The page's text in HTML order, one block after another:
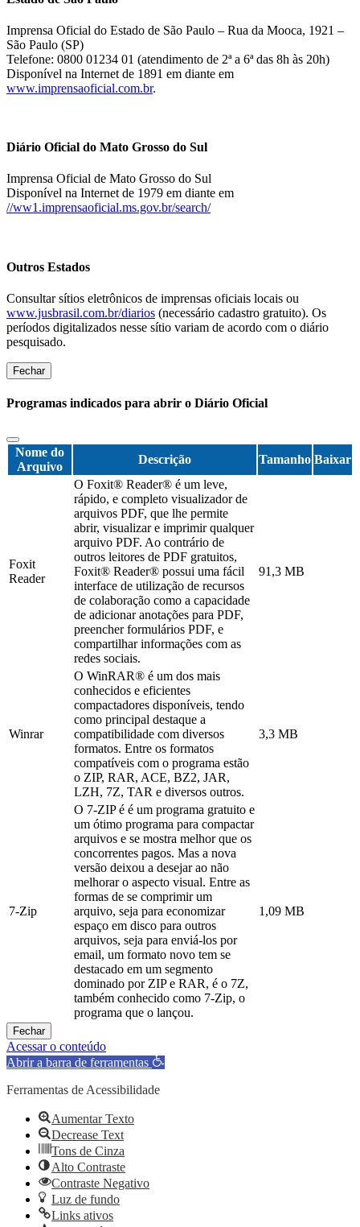
Imprensa Oficial do Estado de São Paulo – Rua da Mooca, 1921 –
São Paulo (SP)
Telefone: 0800 01234 01 (atendimento de 2ª a 6ª das 8h às 20h)
Disponível na Internet de 1891 em diante em
www.imprensaoficial.com.br.
Diário Oficial do Mato Grosso do Sul
Imprensa Oficial de Mato Grosso do Sul
Disponível na Internet de 1979 em diante em
//ww1.imprensaoficial.ms.gov.br/search/
Outros Estados
Consultar sítios eletrônicos de imprensas oficiais locais ou
www.jusbrasil.com.br/diarios (necessário cadastro gratuito). Os
períodos digitalizados nesse sítio variam de acordo com o diário
pesquisado.
Fechar
Programas indicados para abrir o Diário Oficial
Nome do
Arquivo
Descrição Tamanho Baixar
Foxit
Reader
O Foxit® Reader® é um leve,
rápido, e completo visualizador de
arquivos PDF, que lhe permite
abrir, visualizar e imprimir qualquer
arquivo PDF. Ao contrário de
outros leitores de PDF gratuitos,
Foxit® Reader® possui uma fácil
interface de utilização de recursos
de colaboração como a capacidade
de adicionar anotações para PDF,
preencher formulários PDF, e
compartilhar informações com as
redes sociais.
91,3 MB
Winrar
O WinRAR® é um dos mais
conhecidos e eficientes
compactadores disponíveis, tendo
como principal destaque a
compatibilidade com diversos
formatos. Entre os formatos
compatíveis com o programa estão
o ZIP, RAR, ACE, BZ2, JAR,
LZH, 7Z, TAR e diversos outros.
3,3 MB
7-Zip
O 7-ZIP é é um programa gratuito e
um ótimo programa para compactar
arquivos e se mostra melhor que os
concorrentes pagos. Mas a nova
versão deixou a desejar ao não
melhorar o aspecto visual. Entre as
formas de se comprimir um
arquivo, seja para economizar
espaço em disco para outros
arquivos, seja para enviá-los por
email, um formato novo tem se
destacado em um segmento
dominado por ZIP e RAR, é o 7Z,
também conhecido como 7-Zip, o
programa que o lançou.
1,09 MB
Fechar
Acessar o conteúdo
Abrir a barra de ferramentas
Ferramentas de Acessibilidade
Aumentar Texto
Decrease Text
Tons de Cinza
Alto Contraste
Contraste Negativo
Luz de fundo
Links ativos